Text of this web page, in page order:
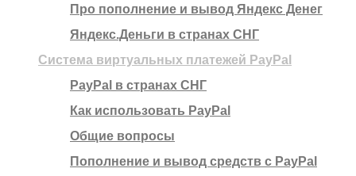
Про пополнение и вывод Яндекс Денег
Яндекс.Деньги в странах СНГ
Система виртуальных платежей PayPal
PayPal в странах СНГ
Как использовать PayPal
Общие вопросы
Пополнение и вывод средств с PayPal